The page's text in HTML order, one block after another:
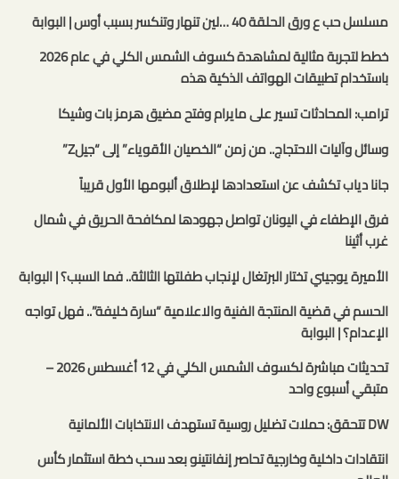
مسلسل حب ع ورق الحلقة 40 …لين تنهار وتنكسر بسبب أوس | البوابة
خطط لتجربة مثالية لمشاهدة كسوف الشمس الكلي في عام 2026
باستخدام تطبيقات الهواتف الذكية هذه
ترامب: المحادثات تسير على مايرام وفتح مضيق هرمز بات وشيكا
وسائل وآليات الاحتجاج.. من زمن “الخصيان الأقوياء” إلى “جيلZ”
جانا دياب تكشف عن استعدادها لإطلاق ألبومها الأول قريباً
فرق الإطفاء في اليونان تواصل جهودها لمكافحة الحريق في شمال
غرب أثينا
الأميرة يوجيني تختار البرتغال لإنجاب طفلتها الثالثة.. فما السبب؟ | البوابة
الحسم في قضية المنتجة الفنية والاعلامية “سارة خليفة”.. فهل تواجه
الإعدام؟ | البوابة
تحديثات مباشرة لكسوف الشمس الكلي في 12 أغسطس 2026 –
متبقي أسبوع واحد
DW تتحقق: حملات تضليل روسية تستهدف الانتخابات الألمانية
انتقادات داخلية وخارجية تحاصر إنفانتينو بعد سحب خطة استثمار كأس